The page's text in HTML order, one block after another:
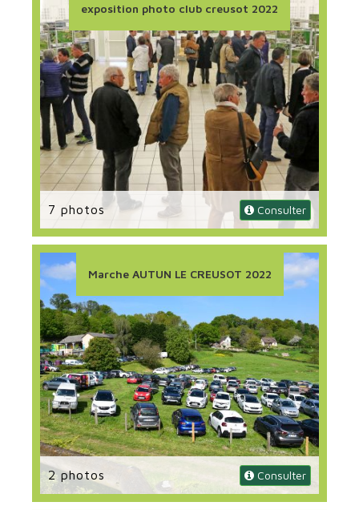
exposition photo club creusot 2022
7 photos Consulter
Marche AUTUN LE CREUSOT 2022
2 photos Consulter